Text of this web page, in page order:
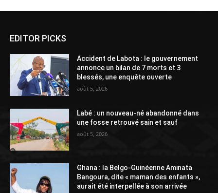
EDITOR PICKS
Accident de Labota : le gouvernement
annonce un bilan de 7 morts et 3
blessés, une enquête ouverte
août 5, 2026
Labé : un nouveau-né abandonné dans
une fosse retrouvé sain et sauf
août 5, 2026
Ghana : la Belgo-Guinéenne Aminata
Bangoura, dite « maman des enfants »,
aurait été interpellée à son arrivée